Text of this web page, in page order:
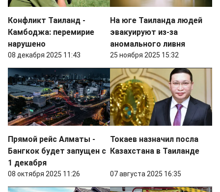
Конфликт Таиланд -
Камбоджа: перемирие
нарушено
08 декабря 2025 11:43
На юге Таиланда людей
эвакуируют из-за
аномального ливня
25 ноября 2025 15:32
Прямой рейс Алматы -
Бангкок будет запущен с
1 декабря
08 октября 2025 11:26
Токаев назначил посла
Казахстана в Таиланде
07 августа 2025 16:35